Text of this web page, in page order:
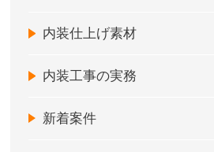
内装仕上げ素材
内装工事の実務
新着案件